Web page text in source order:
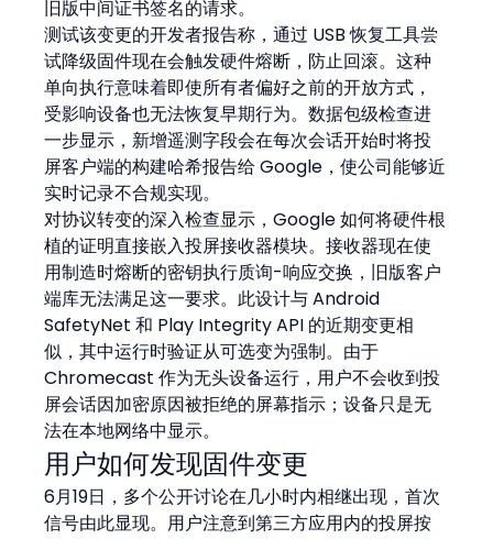
旧版中间证书签名的请求。
测试该变更的开发者报告称，通过 USB 恢复工具尝
试降级固件现在会触发硬件熔断，防止回滚。这种
单向执行意味着即使所有者偏好之前的开放方式，
受影响设备也无法恢复早期行为。数据包级检查进
一步显示，新增遥测字段会在每次会话开始时将投
屏客户端的构建哈希报告给 Google，使公司能够近
实时记录不合规实现。
对协议转变的深入检查显示，Google 如何将硬件根
植的证明直接嵌入投屏接收器模块。接收器现在使
用制造时熔断的密钥执行质询-响应交换，旧版客户
端库无法满足这一要求。此设计与 Android
SafetyNet 和 Play Integrity API 的近期变更相
似，其中运行时验证从可选变为强制。由于
Chromecast 作为无头设备运行，用户不会收到投
屏会话因加密原因被拒绝的屏幕指示；设备只是无
法在本地网络中显示。
用户如何发现固件变更
6月19日，多个公开讨论在几小时内相继出现，首次
信号由此显现。用户注意到第三方应用内的投屏按